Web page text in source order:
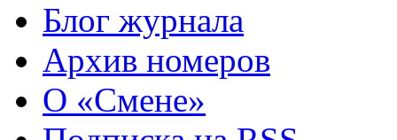
Блог журнала
Архив номеров
О «Смене»